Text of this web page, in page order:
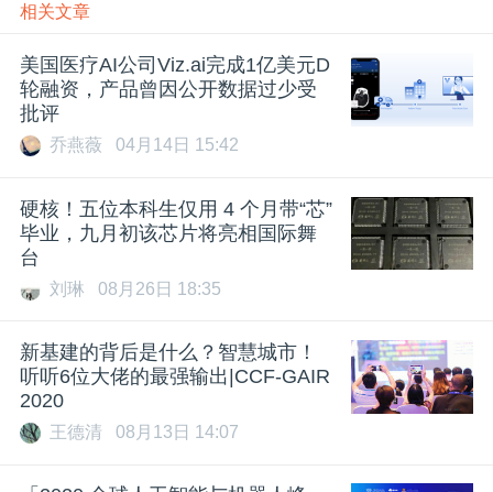
相关文章
美国医疗AI公司Viz.ai完成1亿美元D
轮融资，产品曾因公开数据过少受
批评
乔燕薇 04月14日 15:42
硬核！五位本科生仅用 4 个月带“芯”
毕业，九月初该芯片将亮相国际舞
台
刘琳 08月26日 18:35
新基建的背后是什么？智慧城市！
听听6位大佬的最强输出|CCF-GAIR
2020
王德清 08月13日 14:07